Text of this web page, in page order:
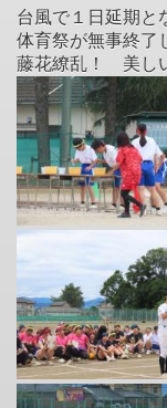
台風で１日延期と
体育祭が無事終了
藤花繚乱！ 美し